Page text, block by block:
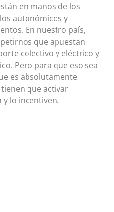
en manos de los
autonómicos y
En nuestro país,
que apuestan
colectivo y eléctrico y
Pero para que eso sea
es absolutamente
que activar
y lo incentiven.